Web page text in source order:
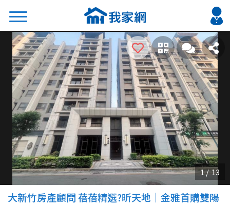
搜尋
熱門關鍵字
2026 台北降價好屋限量釋出
2026 新北降價好屋限量釋出
2026 台中降價好屋限量釋出
2026 台南降價好屋限量釋出
2026 高雄降價好屋限量釋出
縣市 區域
大新竹房產顧問 蓓蓓精選?昕天地｜金雅首購雙陽